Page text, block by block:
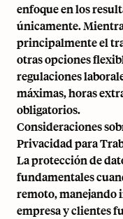
enfoque en los
únicamente.
principalmente el
otras opciones
regulaciones
máximas, horas
obligatorios.
Consideraciones
Privacidad para
La protección de
fundamentales
remoto, manejando
empresa y clientes